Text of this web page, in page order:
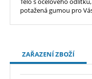
potažená gumou pro
ZAŘAZENÍ ZBOŽÍ